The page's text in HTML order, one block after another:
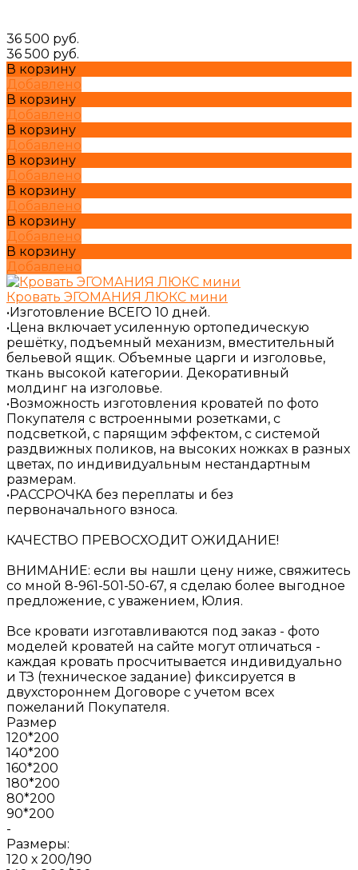
36 500 руб.
36 500 руб.
В корзину
Добавлено
В корзину
Добавлено
В корзину
Добавлено
В корзину
Добавлено
В корзину
Добавлено
В корзину
Добавлено
В корзину
Добавлено
Кровать ЭГОМАНИЯ ЛЮКС мини
•Изготовление ВСЕГО 10 дней.
•Цена включает усиленную ортопедическую
решётку, подъемный механизм, вместительный
бельевой ящик. Объемные царги и изголовье,
ткань высокой категории. Декоративный
молдинг на изголовье.
•Возможность изготовления кроватей по фото
Покупателя с встроенными розетками, с
подсветкой, с парящим эффектом, с системой
раздвижных поликов, на высоких ножках в разных
цветах, по индивидуальным нестандартным
размерам.
•РАССРОЧКА без переплаты и без
первоначального взноса.
КАЧЕСТВО ПРЕВОСХОДИТ ОЖИДАНИЕ!
ВНИМАНИЕ: если вы нашли цену ниже, свяжитесь
со мной 8-961-501-50-67, я сделаю более выгодное
предложение, с уважением, Юлия.
Все кровати изготавливаются под заказ - фото
моделей кроватей на сайте могут отличаться -
каждая кровать просчитывается индивидуально
и ТЗ (техническое задание) фиксируется в
двухстороннем Договоре с учетом всех
пожеланий Покупателя.
Размер
120*200
140*200
160*200
180*200
80*200
90*200
-
Размеры:
120 х 200/190